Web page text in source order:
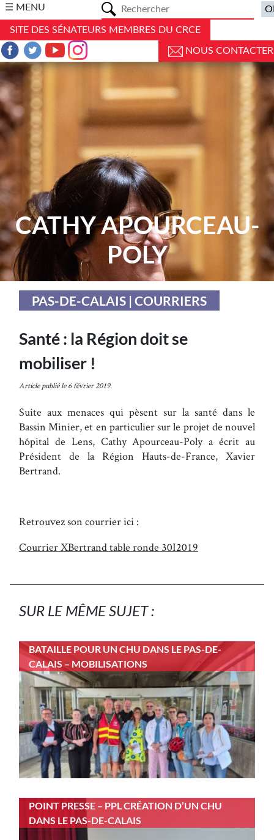
☰ MENU
SITE DES SÉNATEURS MEMBRES DU CRCE
NOUS CONTACTER
CATHY APOURCEAU-
POLY
PAS-DE-CALAIS | COURRIERS
Santé : la Région doit se
mobiliser !
Article publié le 6 février 2019.
Suite aux menaces qui pèsent sur la santé dans le
Bassin Minier, et en particulier sur le projet de nouvel
hôpital de Lens, Cathy Apourceau-Poly a écrit au
Président de la Région Hauts-de-France, Xavier
Bertrand.
Retrouvez son courrier ici :
Courrier XBertrand table ronde 30I2019
SUR LE MÊME SUJET :
BATAILLE POUR UN CHU DANS LE PAS-DE-
CALAIS – MOBILISATIONS
POINT PRESSE – PPL CRÉATION D’UN CHU
DANS LE PAS-DE-CALAIS